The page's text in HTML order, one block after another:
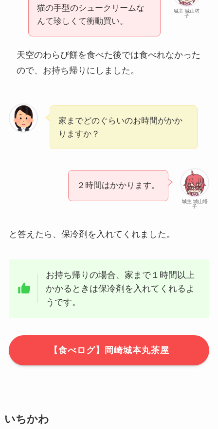
城主 城山塔
子
猫の手型のシュークリームな
んて珍しくて衝動買い。
天空のわらび餅を食べた後では食べれなかった
ので、お持ち帰りにしました。
家までどのぐらいのお時間がかか
りますか？
城主 城山塔
子
２時間はかかります。
と答えたら、保冷剤を入れてくれました。
お持ち帰りの場合、家まで１時間以上
かかるときは保冷剤を入れてくれるよ
うです。
【食べログ】岡崎城本丸茶屋
いちかわ